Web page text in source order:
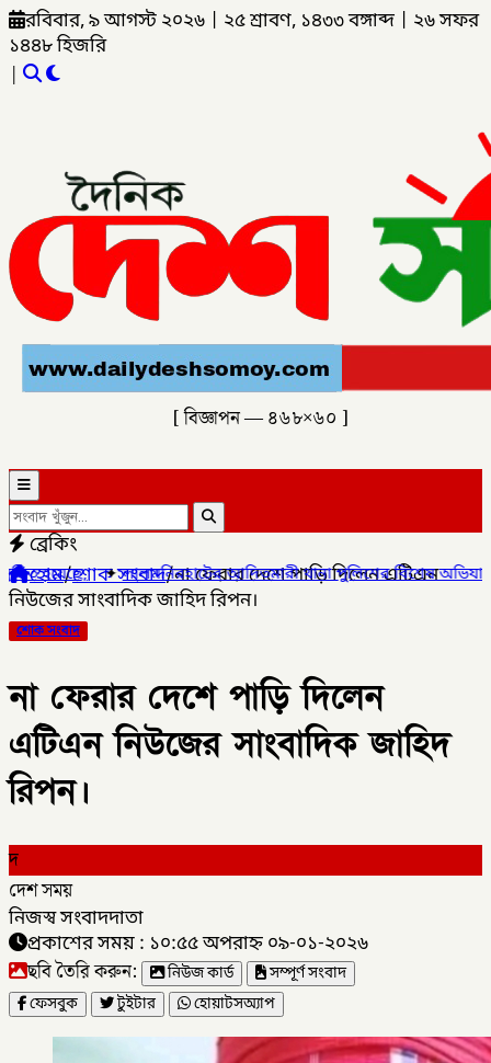
রবিবার, ৯ আগস্ট ২০২৬ ২৫ শ্রাবণ, ১৪৩৩ বঙ্গাব্দ
২৬ সফর
১৪৪৮ হিজরি
|
[ বিজ্ঞাপন — ৪৬৮×৬০ ]
ব্রেকিং
লালমনিরহাটের আদিতমারী থানা পুলিশের বিশেষ অভিযানে , মাদক
হোম/শোক সংবাদ/না ফেরার দেশে পাড়ি দিলেন এটিএন
নিউজের সাংবাদিক জাহিদ রিপন।
শোক সংবাদ
না ফেরার দেশে পাড়ি দিলেন
এটিএন নিউজের সাংবাদিক জাহিদ
রিপন।
দ
দেশ সময়
নিজস্ব সংবাদদাতা
প্রকাশের সময় : ১০:৫৫ অপরাহ্ন ০৯-০১-২০২৬
ছবি তৈরি করুন: নিউজ কার্ড
সম্পূর্ণ সংবাদ
ফেসবুক
টুইটার হোয়াটসঅ্যাপ